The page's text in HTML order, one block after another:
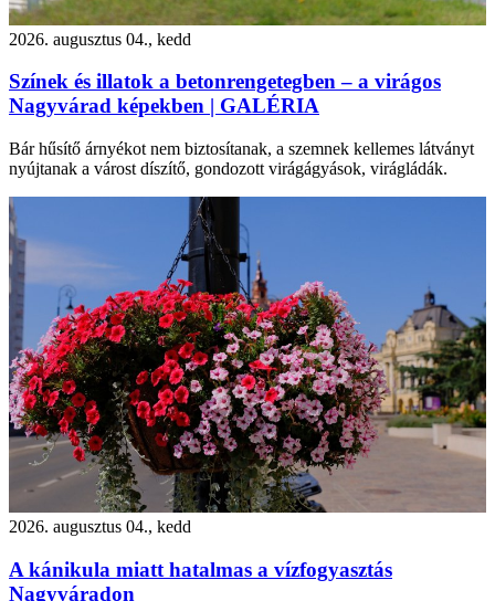
2026. augusztus 04., kedd
Színek és illatok a betonrengetegben – a virágos
Nagyvárad képekben | GALÉRIA
Bár hűsítő árnyékot nem biztosítanak, a szemnek kellemes látványt
nyújtanak a várost díszítő, gondozott virágágyások, virágládák.
2026. augusztus 04., kedd
A kánikula miatt hatalmas a vízfogyasztás
Nagyváradon